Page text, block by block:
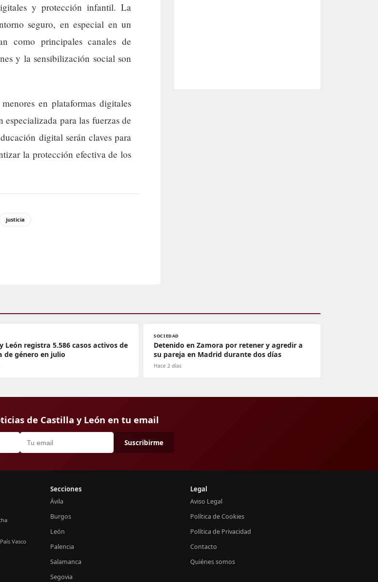
y protección infantil. La
seguro, en especial en un
como principales canales de
y la sensibilización social son
en plataformas digitales
para las fuerzas de
digital serán claves para
la protección efectiva de los
justicia
León registra 5.586 casos activos de
de género en julio
SOCIEDAD
Detenido en Zamora por retener y agredir a
su pareja en Madrid durante dos días
Hace 2 días
de Castilla y León en tu email
Suscribirme
País Vasco
Secciones
Ávila
Burgos
León
Palencia
Salamanca
Segovia
Legal
Aviso Legal
Política de Cookies
Política de Privacidad
Contacto
Quiénes somos